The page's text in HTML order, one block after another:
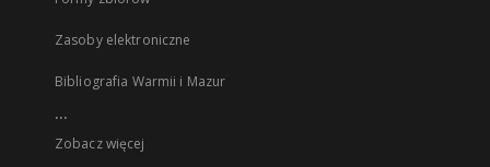
Zasoby elektroniczne
Bibliografia Warmii i Mazur
...
Zobacz więcej